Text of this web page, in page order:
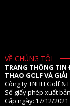
VỀ CHÚNG TÔI
TRANG THÔNG TIN
THAO GOLF VÀ GIẢI
Công ty TNHH Golf &
Số giấy phép xuất
Cấp ngày: 17/12/